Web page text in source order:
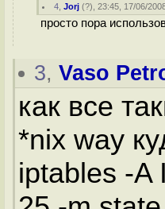
4 ,Jorj (?), 23:45, 17/06/
просто пора
3,Vaso
как все
*nix way
iptables -A